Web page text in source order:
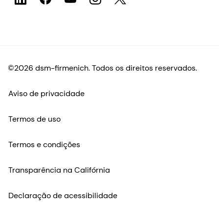
©2026 dsm-firmenich. Todos os direitos reservados.
Aviso de privacidade
Termos de uso
Termos e condições
Transparência na Califórnia
Declaração de acessibilidade